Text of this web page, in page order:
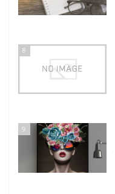
8
9